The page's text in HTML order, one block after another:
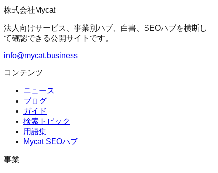
株式会社Mycat
法人向けサービス、事業別ハブ、白書、SEOハブを横断し
て確認できる公開サイトです。
info@mycat.business
コンテンツ
ニュース
ブログ
ガイド
検索トピック
用語集
Mycat SEOハブ
事業